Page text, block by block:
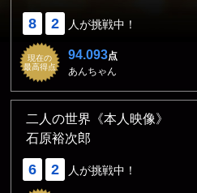
8 2 人が挑戦中！
現在の
最高得点
94.093点
あんちゃん
二人の世界《本人映像》
石原裕次郎
6 2 人が挑戦中！